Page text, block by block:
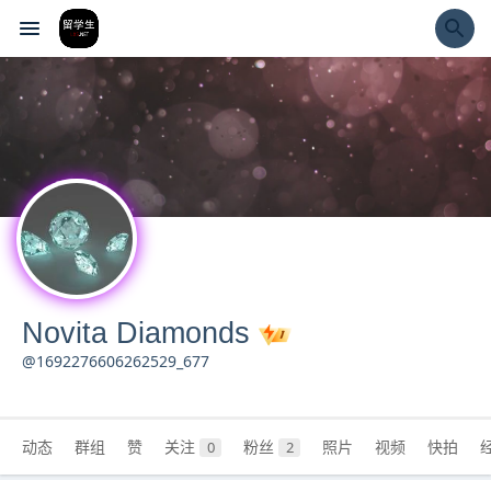
经验市
Novita Diamonds
@1692276606262529_677
动态 群组 赞 关注 0 粉丝 2 照片 视频 快拍